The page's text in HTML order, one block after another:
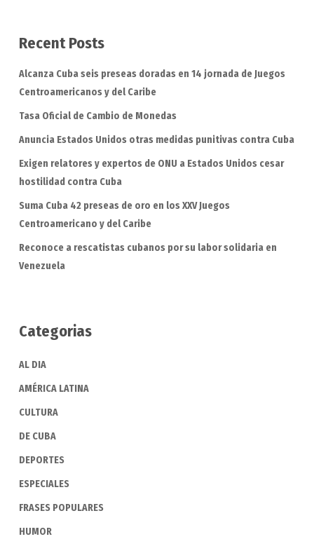
Recent Posts
Alcanza Cuba seis preseas doradas en 14 jornada de Juegos
Centroamericanos y del Caribe
Tasa Oficial de Cambio de Monedas
Anuncia Estados Unidos otras medidas punitivas contra Cuba
Exigen relatores y expertos de ONU a Estados Unidos cesar
hostilidad contra Cuba
Suma Cuba 42 preseas de oro en los XXV Juegos
Centroamericano y del Caribe
Reconoce a rescatistas cubanos por su labor solidaria en
Venezuela
Categorias
AL DIA
AMÉRICA LATINA
CULTURA
DE CUBA
DEPORTES
ESPECIALES
FRASES POPULARES
HUMOR